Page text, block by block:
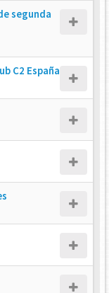
segunda
C2 España